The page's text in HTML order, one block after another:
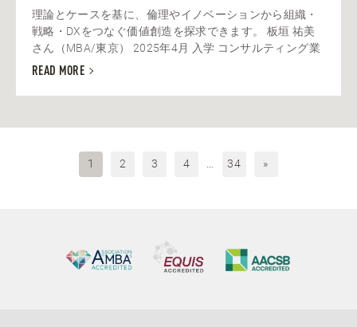
理論とケースを基に、倫理やイノベーションから組織・
戦略・DXをつなぐ価値創造を探求できます。 板垣 祐美
さん（MBA/東京） 2025年4月 入学 コンサルティング業
READ MORE
1 2 3 4 34 »